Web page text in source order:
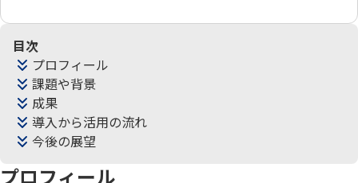
目次
プロフィール
課題や背景
成果
導入から活用の流れ
今後の展望
プロフィール